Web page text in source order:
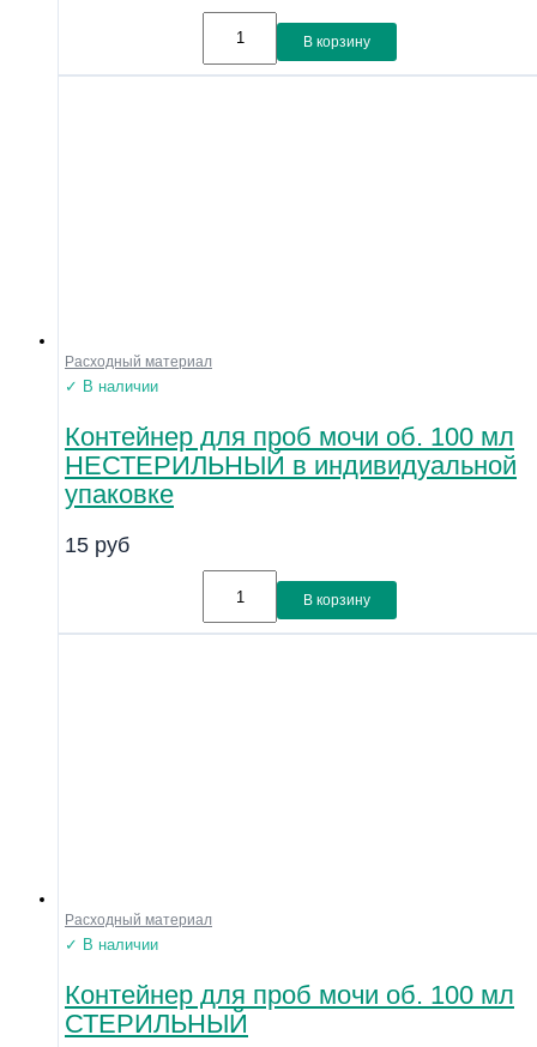
В корзину
Расходный материал
✓ В наличии
Контейнер для проб мочи об. 100 мл
НЕСТЕРИЛЬНЫЙ в индивидуальной
упаковке
15 руб
В корзину
Расходный материал
✓ В наличии
Контейнер для проб мочи об. 100 мл
СТЕРИЛЬНЫЙ